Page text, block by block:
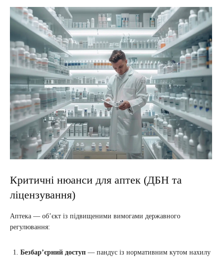
Критичні нюанси для аптек (ДБН та
ліцензування)
Аптека — об’єкт із підвищеними вимогами державного
регулювання:
Безбар’єрний доступ — пандус із нормативним кутом нахилу